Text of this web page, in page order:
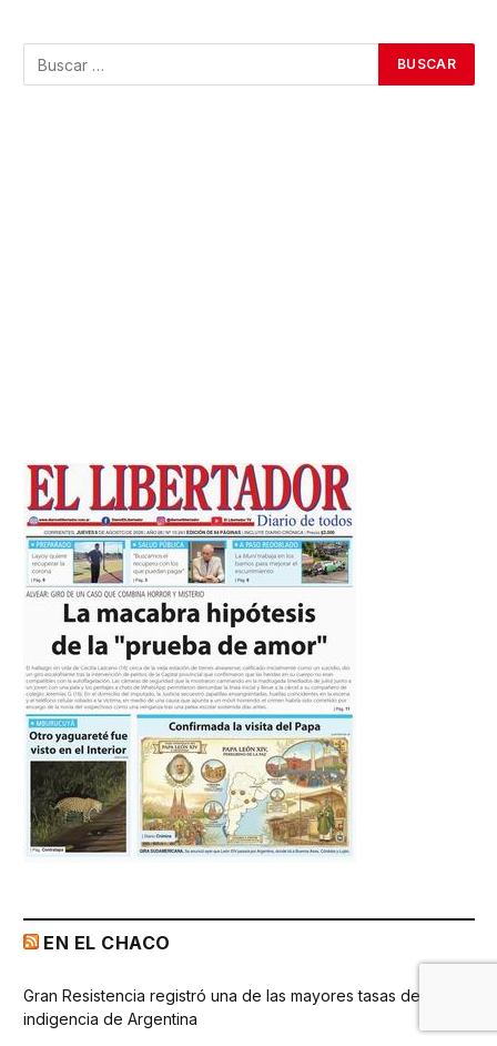
EN EL CHACO
Gran Resistencia registró una de las mayores tasas de
indigencia de Argentina